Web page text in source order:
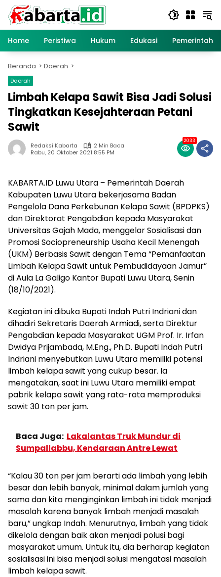
Langsung
konten
Home
Peristiwa Hukum Edukasi
Beranda Daerah
Daerah
Limbah Kelapa Sawit Bisa Jadi Solusi
Tingkatkan Kesejahteraan Petani
Sawit
Redaksi Kabarta
2 Min Baca
Rabu, 20 Oktober 2021 8:55 PM
2033
KABARTA.ID Luwu Utara – Pemerintah Daerah
Kabupaten Luwu Utara bekerjasama Badan
Pengelola Dana Perkebunan Kelapa Sawit (BPDPKS)
dan Direktorat Pengabdian kepada Masyarakat
Universitas Gajah Mada, menggelar Sosialisasi dan
Promosi Sociopreneurship Usaha Kecil Menengah
(UKM) Berbasis Sawit dengan Tema “Pemanfaatan
Limbah Kelapa Sawit untuk Pembudidayaan Jamur”
di Aula La Galigo Kantor Bupati Luwu Utara, Senin
(18/10/2021).
Kegiatan ini dibuka Bupati Indah Putri Indriani dan
dihadiri Sekretaris Daerah Armiadi, serta Direktur
Pengabdian kepada Masyarakat UGM Prof. Ir. Irfan
Dwidya Prijambada, M.Eng., Ph.D. Bupati Indah Putri
Indriani menyebutkan Luwu Utara memiliki potensi
limbah kelapa sawit yang cukup besar. Ia
mengatakan, saat ini Luwu Utara memiliki empat
pabrik kelapa sawit yang rata-rata memproduksi
sawit 30 ton per jam.
Baca Juga: Lakalantas Truk Mundur di
Sumpallabbu, Kendaraan Antre Lewat
“Kalau 30 ton per jam berarti ada limbah yang lebih
besar dan lebih banyak, minimal dalam jumlah yang
sama dan kita menginginkan limbah ini tidak menjadi
masalah karena banyak limbah menjadi masalah
baru,” ungkap Indah. Menurutnya, limbah yang tidak
dikelola dengan baik akan menjadi polusi bagi
masyarakat umum. Untuk itu, dia berharap kegiatan
sosialisasi ini bisa menjadi solusi mengatasi masalah
limbah kelapa sawit.